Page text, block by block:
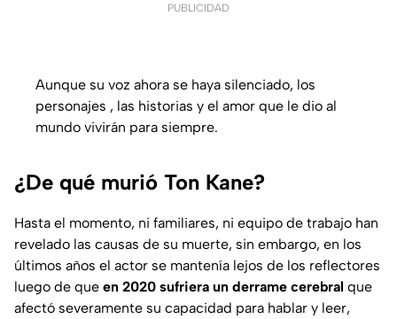
PUBLICIDAD
Aunque su voz ahora se haya silenciado, los
personajes , las historias y el amor que le dio al
mundo vivirán para siempre.
¿De qué murió Ton Kane?
Hasta el momento, ni familiares, ni equipo de trabajo han
revelado las causas de su muerte, sin embargo, en los
últimos años el actor se mantenía lejos de los reflectores
luego de que en 2020 sufriera un derrame cerebral que
afectó severamente su capacidad para hablar y leer,